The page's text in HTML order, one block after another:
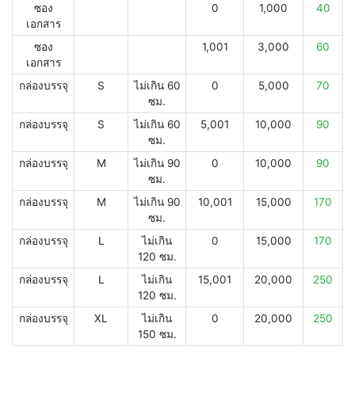
ซอง
เอกสาร
0 1,000 40
ซอง
เอกสาร
1,001 3,000 60
กล่องบรรจุ S
ไม่เกิน 60
ซม.
0 5,000 70
กล่องบรรจุ S
ไม่เกิน 60
ซม.
5,001 10,000 90
กล่องบรรจุ M
ไม่เกิน 90
ซม.
0 10,000 90
กล่องบรรจุ M
ไม่เกิน 90
ซม.
10,001 15,000 170
กล่องบรรจุ L
ไม่เกิน
120 ซม.
0 15,000 170
กล่องบรรจุ L
ไม่เกิน
120 ซม.
15,001 20,000 250
กล่องบรรจุ XL
ไม่เกิน
150 ซม.
0 20,000 250